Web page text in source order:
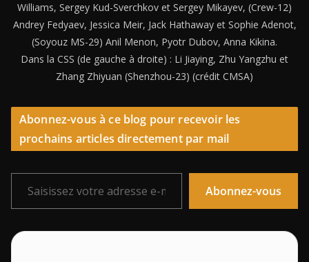
Williams, Sergey Kud-Sverchkov et Sergey Mikayev, (Crew-12)
Andrey Fedyaev, Jessica Meir, Jack Hathaway et Sophie Adenot,
(Soyouz MS-29) Anil Menon, Pyotr Dubov, Anna Kikina.
Dans la CSS (de gauche à droite) : Li Jiaying, Zhu Yangzhu et
Zhang Zhiyuan (Shenzhou-23) (crédit CMSA)
Abonnez-vous à ce blog pour recevoir les
prochains articles directement par mail
Saisissez votre adresse e-mail…
Abonnez-vous